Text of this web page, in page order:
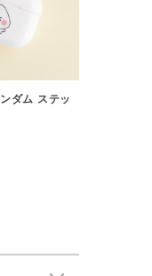
ダム ステッ